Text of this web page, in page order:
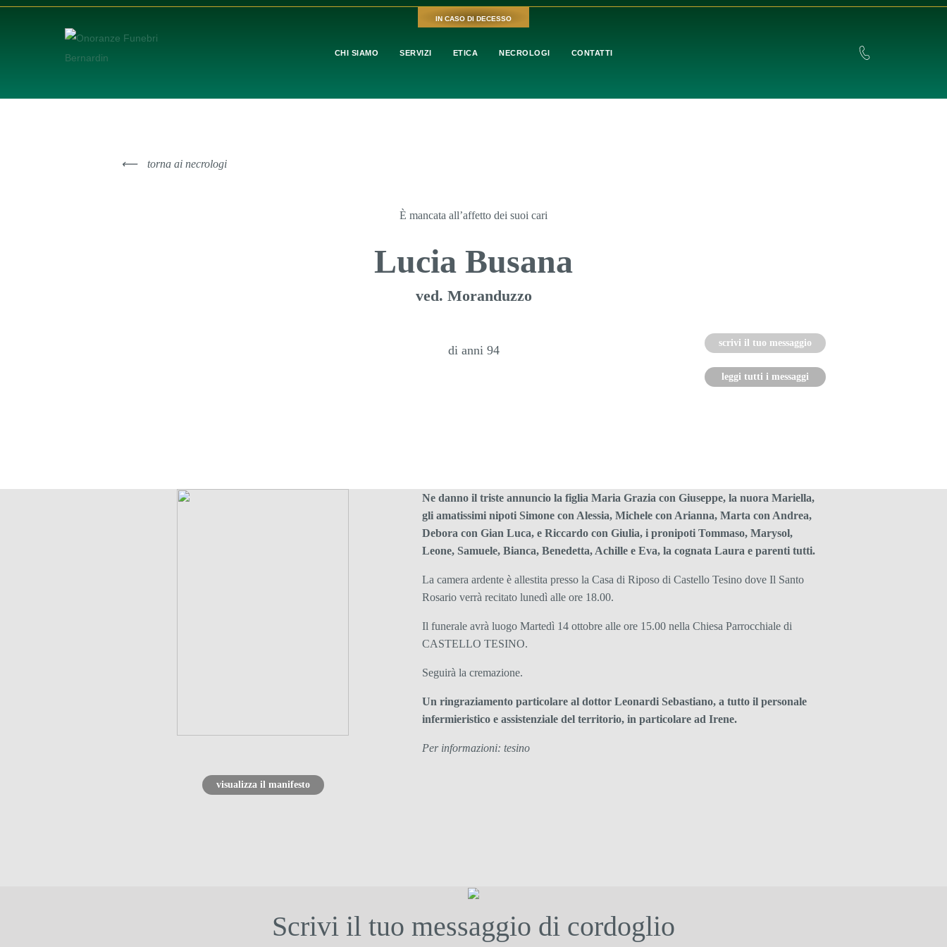
CHI SIAMO SERVIZI ETICA NECROLOGI CONTATTI
IN CASO DI DECESSO
⟵ torna ai necrologi
È mancata all’affetto dei suoi cari
Lucia Busana
ved. Moranduzzo
di anni 94
scrivi il tuo messaggio
leggi tutti i messaggi
visualizza il manifesto
Ne danno il triste annuncio la figlia Maria Grazia con Giuseppe, la nuora Mariella,
gli amatissimi nipoti Simone con Alessia, Michele con Arianna, Marta con Andrea,
Debora con Gian Luca, e Riccardo con Giulia, i pronipoti Tommaso, Marysol,
Leone, Samuele, Bianca, Benedetta, Achille e Eva, la cognata Laura e parenti tutti.
La camera ardente è allestita presso la Casa di Riposo di Castello Tesino dove Il Santo
Rosario verrà recitato lunedì alle ore 18.00.
Il funerale avrà luogo Martedì 14 ottobre alle ore 15.00 nella Chiesa Parrocchiale di
CASTELLO TESINO.
Seguirà la cremazione.
Un ringraziamento particolare al dottor Leonardi Sebastiano, a tutto il personale
infermieristico e assistenziale del territorio, in particolare ad Irene.
Per informazioni: tesino
Scrivi il tuo messaggio di cordoglio